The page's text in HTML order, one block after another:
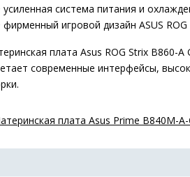
система питания и
игровой дизайн ASUS
плата Asus ROG Strix B860-
современные интерфейсы,
плата Asus Prime B840M-A-